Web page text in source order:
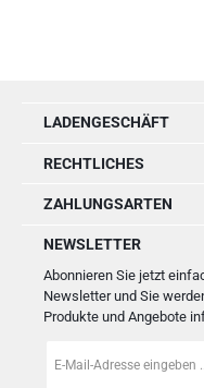
LADENGESCHÄFT
RECHTLICHES
ZAHLUNGSARTEN
NEWSLETTER
Abonnieren Sie jetzt
Newsletter und Sie
Produkte und Angebote
Mail-